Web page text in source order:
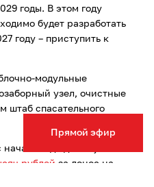
Прямой эфир
годы. В этом году
будет разработать
году – приступить к
модульные
узел, очистные
штаб спасательного
года двое туляков
рублей за донос на